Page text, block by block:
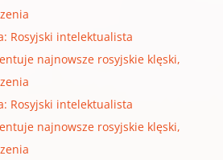
Rosyjski intelektualista
najnowsze rosyjskie klęski,
Rosyjski intelektualista
najnowsze rosyjskie klęski,